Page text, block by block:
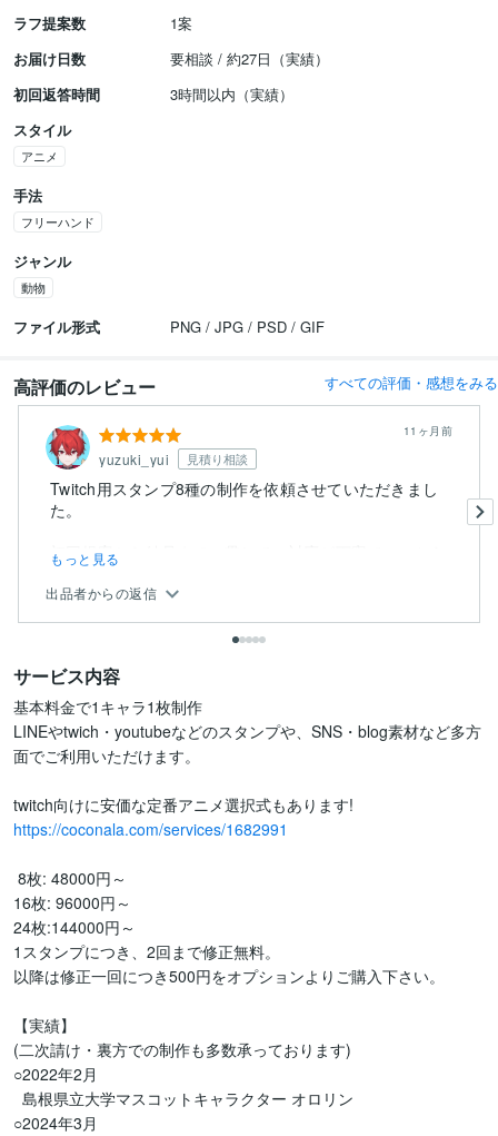
ラフ提案数
1案
お届け日数
要相談 / 約27日（実績）
初回返答時間
3時間以内（実績）
スタイル
アニメ
手法
フリーハンド
ジャンル
動物
ファイル形式 PNG / JPG / PSD / GIF
高評価のレビュー すべての評価・感想をみる
yuzuki_yui 見積り相談
11ヶ月前
Twitch用スタンプ8種の制作を依頼させていただきまし
た。
初回提案から納品まで一貫してご対応が丁寧で、こちら
の要望...
もっと見る
出品者からの返信
サービス内容
基本料金で1キャラ1枚制作
LINEやtwich・youtubeなどのスタンプや、SNS・blog素材など多方
面でご利用いただけます。
https://coconala.com/services/1682991
16枚: 96000円～
24枚:144000円～
1スタンプにつき、2回まで修正無料。
以降は修正一回につき500円をオプションよりご購入下さい。
【実績】
(二次請け・裏方での制作も多数承っております)
○2022年2月
○2024年3月